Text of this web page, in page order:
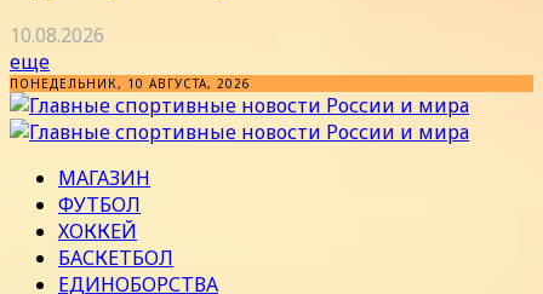
10.08.2026
еще
ПОНЕДЕЛЬНИК, 10 АВГУСТА, 2026
МАГАЗИН
ФУТБОЛ
ХОККЕЙ
БАСКЕТБОЛ
ЕДИНОБОРСТВА